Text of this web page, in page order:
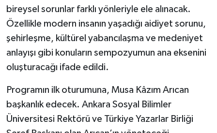
bireysel sorunlar farklı yönleriyle ele alınacak.
Özellikle modern insanın yaşadığı aidiyet sorunu,
şehirleşme, kültürel yabancılaşma ve medeniyet
anlayışı gibi konuların sempozyumun ana eksenini
oluşturacağı ifade edildi.
Programın ilk oturumuna, Musa Kâzım Arıcan
başkanlık edecek. Ankara Sosyal Bilimler
Üniversitesi Rektörü ve Türkiye Yazarlar Birliği